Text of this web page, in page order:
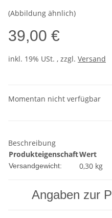
(Abbildung ähnlich)
39,00 €
inkl. 19% USt. , zzgl. Versand
Momentan nicht verfügbar
Beschreibung
ProdukteigenschaftWert
Versandgewicht: 0,30 kg
Angaben zur